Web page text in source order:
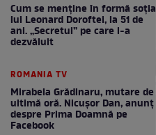
Cum se menţine în formă soţia
lui Leonard Doroftei, la 51 de
ani. „Secretul” pe care l-a
dezvăluit
ROMANIA TV
Mirabela Grădinaru, mutare de
ultimă oră. Nicuşor Dan, anunţ
despre Prima Doamnă pe
Facebook